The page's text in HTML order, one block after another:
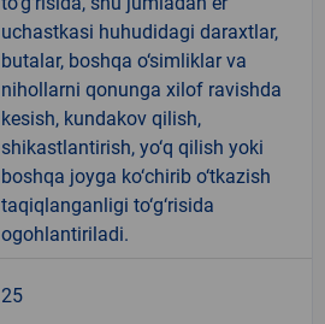
uchastkasi huhudidagi daraxtlar,
butalar, boshqa o‘simliklar va
nihollarni qonunga xilof ravishda
kesish, kundakov qilish,
shikastlantirish, yo‘q qilish yoki
boshqa joyga ko‘chirib o‘tkazish
taqiqlanganligi to‘g‘risida
ogohlantiriladi.
25